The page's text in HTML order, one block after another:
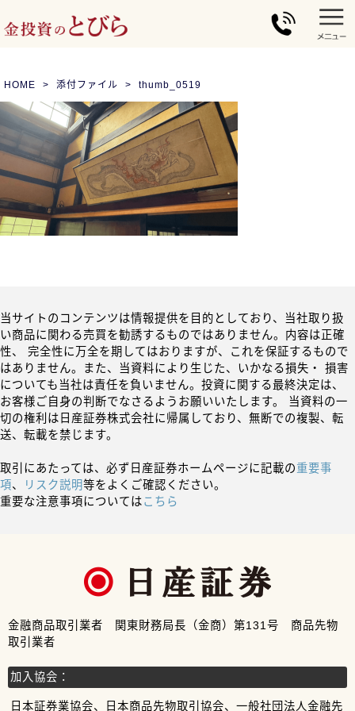
HOME 添付ファイル thumb_0519
当サイトのコンテンツは情報提供を目的としており、当社取り扱
い商品に関わる売買を勧誘するものではありません。内容は正確
性、 完全性に万全を期してはおりますが、これを保証するもので
はありません。また、当資料により生じた、いかなる損失・ 損害
についても当社は責任を負いません。投資に関する最終決定は、
お客様ご自身の判断でなさるようお願いいたします。 当資料の一
切の権利は日産証券株式会社に帰属しており、無断での複製、転
送、転載を禁じます。
取引にあたっては、必ず日産証券ホームページに記載の重要事
項、 リスク説明等をよくご確認ください。
重要な注意事項についてはこちら
金融商品取引業者 関東財務局長（金商）第131号 商品先物
取引業者
加入協会：
日本証券業協会、日本商品先物取引協会、一般社団法人金融先